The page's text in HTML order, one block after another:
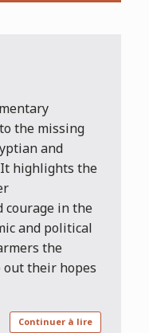
the missing
and
highlights the
in the
and political
the
their hopes
Continuer à lire